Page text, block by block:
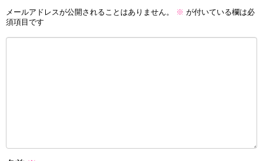
メールアドレスが公開されることはありません。 ※ が付いている欄は必
須項目です